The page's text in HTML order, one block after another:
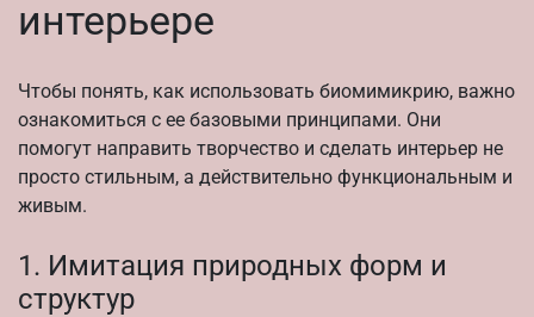
интерьере
Чтобы понять, как использовать биомимикрию, важно
ознакомиться с ее базовыми принципами. Они
помогут направить творчество и сделать интерьер не
просто стильным, а действительно функциональным и
живым.
1. Имитация природных форм и
структур